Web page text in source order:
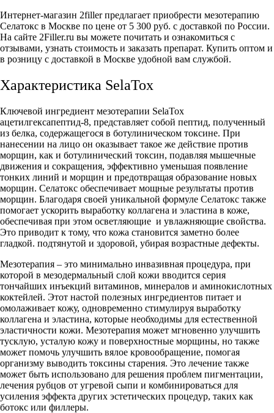
Интернет-магазин 2filler предлагает приобрести мезотерапию
Селатокс в Москве по цене от 5 300 руб. с доставкой по России.
На сайте 2Filler.ru вы можете почитать и ознакомиться с
отзывами, узнать стоимость и заказать препарат. Купить оптом и
в розницу с доставкой в Москве удобной вам службой.
Характеристика SelaTox
Ключевой ингредиент мезотерапии SelaTox
ацетилгексапептид-8, представляет собой пептид, полученный
из белка, содержащегося в ботулиническом токсине. При
нанесении на лицо он оказывает такое же действие против
морщин, как и ботулинический токсин, подавляя мышечные
движения и сокращения, эффективно уменьшая появление
тонких линий и морщин и предотвращая образование новых
морщин. Селатокс обеспечивает мощные результаты против
морщин. Благодаря своей уникальной формуле Селатокс также
помогает ускорить выработку коллагена и эластина в коже,
обеспечивая при этом осветляющие и увлажняющие свойства.
Это приводит к тому, что кожа становится заметно более
гладкой. подтянутой и здоровой, убирая возрастные дефекты.
Мезотерапия – это минимально инвазивная процедура, при
которой в мезодермальный слой кожи вводится серия
тончайших инъекций витаминов, минералов и аминокислотных
коктейлей. Этот настой полезных ингредиентов питает и
омолаживает кожу, одновременно стимулируя выработку
коллагена и эластина, которые необходимы для естественной
эластичности кожи. Мезотерапия может мгновенно улучшить
тусклую, усталую кожу и поверхностные морщины, но также
может помочь улучшить вялое кровообращение, помогая
организму выводить токсины старения. Это лечение также
может быть использовано для решения проблем пигментации,
лечения рубцов от угревой сыпи и комбинироваться для
усиления эффекта других эстетических процедур, таких как
ботокс или филлеры.